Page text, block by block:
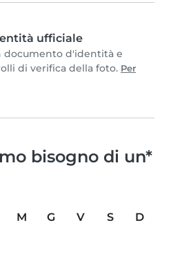
ufficiale
documento d'identità e
di verifica della foto. Per
bisogno di un*
M G V S
D